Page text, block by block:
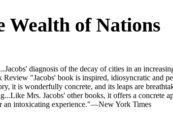
Wealth of Nations
diagnosis of the decay of cities in an
"Jacobs' book is inspired, idiosyncratic and
it is wonderfully concrete, and its leaps are
Mrs. Jacobs' other books, it offers a concrete
an intoxicating experience."—New York Times